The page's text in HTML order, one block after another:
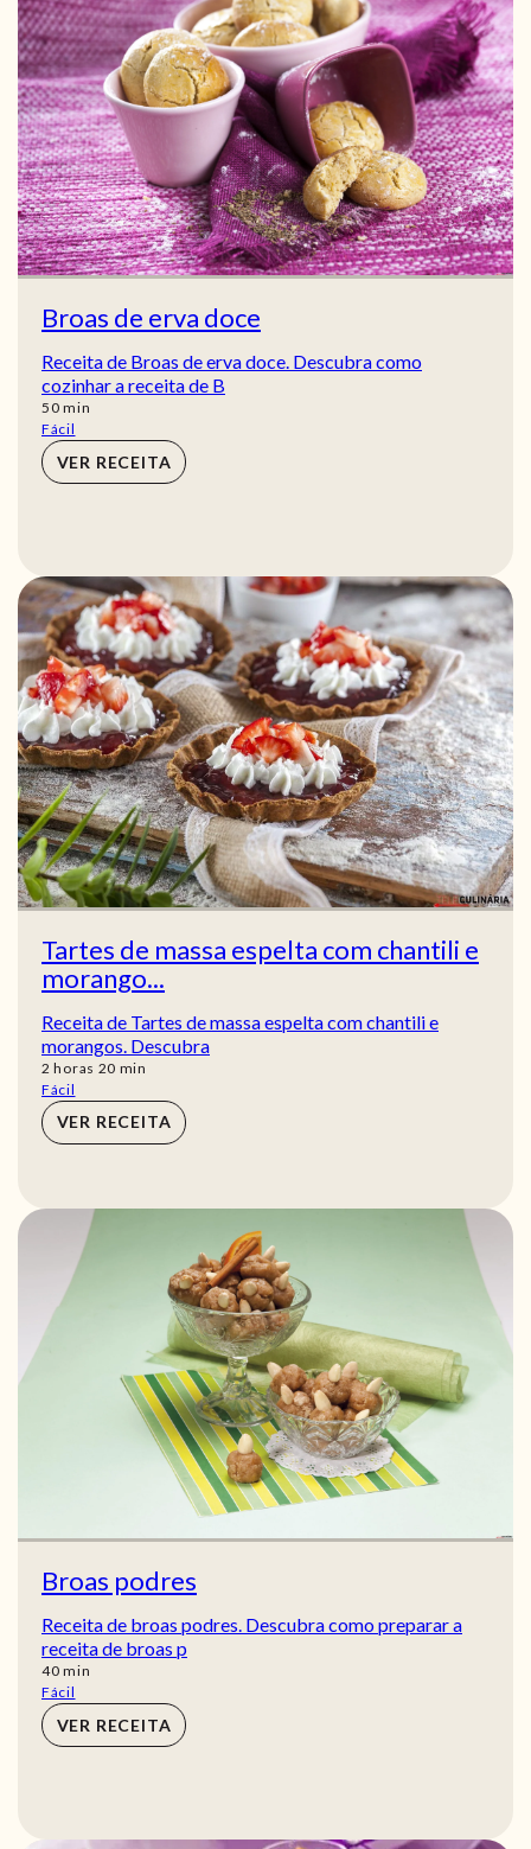
Broas de erva doce
Receita de Broas de erva doce. Descubra como
cozinhar a receita de B
50min
min
Fácil
VER RECEITA
Tartes de massa espelta com chantili e
morango...
Receita de Tartes de massa espelta com chantili e
morangos. Descubra
2 horas
horas 20 min
min
Fácil
VER RECEITA
Broas podres
Receita de broas podres. Descubra como preparar a
receita de broas p
40min
min
Fácil
VER RECEITA